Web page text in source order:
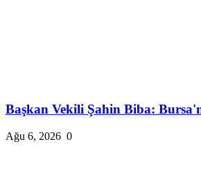
Başkan Vekili Şahin Biba:
Ağu 6, 2026 0